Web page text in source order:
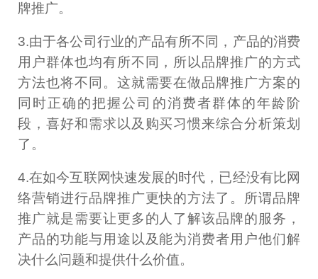
牌推广。
3.由于各公司行业的产品有所不同，产品的消费
用户群体也均有所不同，所以品牌推广的方式
方法也将不同。这就需要在做品牌推广方案的
同时正确的把握公司的消费者群体的年龄阶
段，喜好和需求以及购买习惯来综合分析策划
了。
4.在如今互联网快速发展的时代，已经没有比网
络营销进行品牌推广更快的方法了。所谓品牌
推广就是需要让更多的人了解该品牌的服务，
产品的功能与用途以及能为消费者用户他们解
决什么问题和提供什么价值。